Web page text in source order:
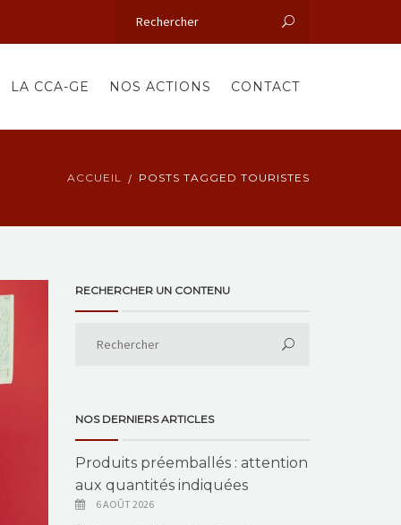
LA CCA-GE NOS ACTIONS CONTACT
ACCUEIL POSTS TAGGED TOURISTES
RECHERCHER UN CONTENU
NOS DERNIERS ARTICLES
Produits préemballés : attention
aux quantités indiquées
6 AOÛT 2026